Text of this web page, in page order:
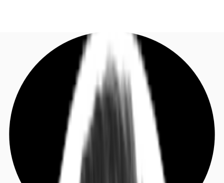
Investieren
Marktinformationen
Coworking
Ihre Ansprechpartner
Favoriten
Jetzt anrufen Kontaktieren Sie uns